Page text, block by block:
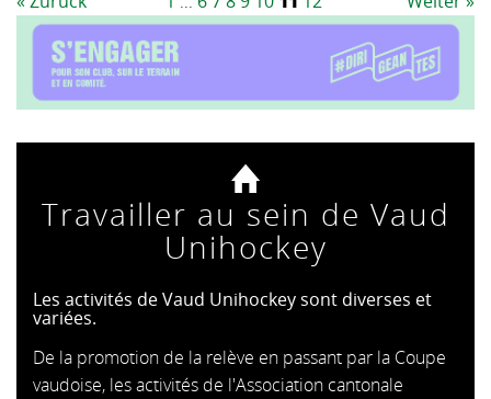
Travailler au sein de Vaud
Unihockey
Les activités de Vaud Unihockey sont diverses et
variées.
De la promotion de la relève en passant par la Coupe
vaudoise, les activités de l'Association cantonale